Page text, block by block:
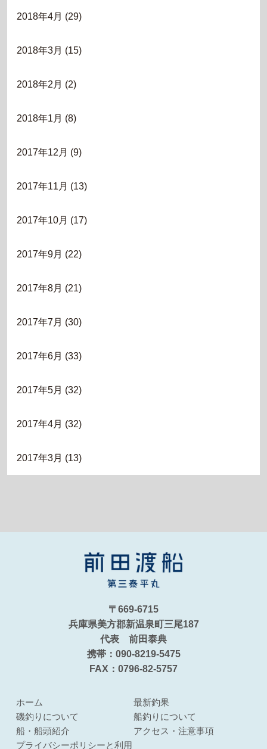
2018年4月 (29)
2018年3月 (15)
2018年2月 (2)
2018年1月 (8)
2017年12月 (9)
2017年11月 (13)
2017年10月 (17)
2017年9月 (22)
2017年8月 (21)
2017年7月 (30)
2017年6月 (33)
2017年5月 (32)
2017年4月 (32)
2017年3月 (13)
〒669-6715
兵庫県美方郡新温泉町三尾187
代表 前田泰典
携帯：090-8219-5475
FAX：0796-82-5757
ホーム
最新釣果
磯釣りについて
船釣りについて
船・船頭紹介
アクセス・注意事項
プライバシーポリシーと利用